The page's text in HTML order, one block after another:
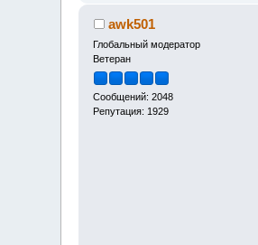
awk501
Глобальный модератор
Ветеран
Сообщений: 2048
Репутация: 1929